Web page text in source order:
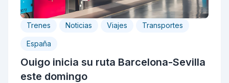
Trenes Noticias Viajes Transportes
España
Ouigo inicia su ruta Barcelona-Sevilla
este domingo